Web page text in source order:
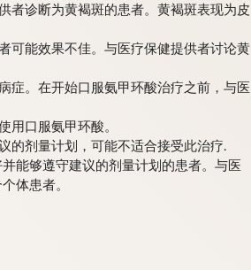
者诊断为黄褐斑的患者。黄褐斑表现为皮
可能效果不佳。与医疗保健提供者讨论黄
症。在开始口服氨甲环酸治疗之前，与医
用口服氨甲环酸。
的剂量计划，可能不适合接受此治疗.
能够遵守建议的剂量计划的患者。与医
体患者。